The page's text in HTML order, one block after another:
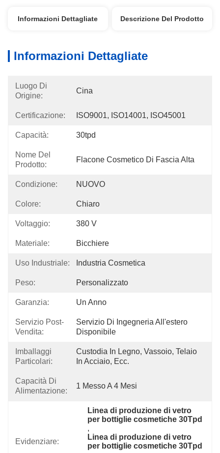
Informazioni Dettagliate Descrizione Del Prodotto
Informazioni Dettagliate
Luogo Di
Origine:
Cina
Certificazione: ISO9001, ISO14001, ISO45001
Capacità: 30tpd
Nome Del
Prodotto:
Flacone Cosmetico Di Fascia Alta
Condizione: NUOVO
Colore: Chiaro
Voltaggio: 380 V
Materiale: Bicchiere
Uso Industriale: Industria Cosmetica
Peso: Personalizzato
Garanzia: Un Anno
Servizio Post-
Vendita:
Servizio Di Ingegneria All'estero
Disponibile
Imballaggi
Particolari:
Custodia In Legno, Vassoio, Telaio
In Acciaio, Ecc.
Capacità Di
Alimentazione:
1 Messo A 4 Mesi
Evidenziare:
Linea di produzione di vetro
per bottiglie cosmetiche 30Tpd
,
Linea di produzione di vetro
per bottiglie cosmetiche 30Tpd